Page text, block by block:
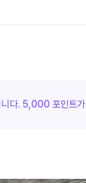
다. 5,000 포인트가